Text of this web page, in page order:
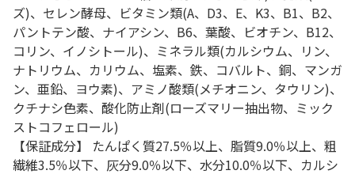
ズ)、セレン酵母、ビタミン類(A、D3、E、K3、B1、B2、
パントテン酸、ナイアシン、B6、葉酸、ビオチン、B12、
コリン、イノシトール)、ミネラル類(カルシウム、リン、
ナトリウム、カリウム、塩素、鉄、コバルト、銅、マンガ
ン、亜鉛、ヨウ素)、アミノ酸類(メチオニン、タウリン)、
クチナシ色素、酸化防止剤(ローズマリー抽出物、ミック
ストコフェロール)
【保証成分】 たんぱく質27.5％以上、脂質9.0％以上、粗
繊維3.5％以下、灰分9.0％以下、水分10.0％以下、カルシ